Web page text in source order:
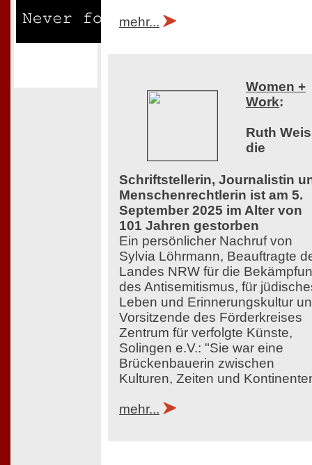
mehr...
Women +
Work:
Ruth
die
Schriftstellerin, Journalistin
Menschenrechtlerin ist am 5.
September 2025 im Alter von
101 Jahren gestorben
Ein persönlicher Nachruf von
Sylvia Löhrmann, Beauftragte
Landes NRW für die
des Antisemitismus, für
Leben und Erinnerungskultur
Vorsitzende des Förderkreises
Zentrum für verfolgte Künste,
Solingen e.V.: "Sie war eine
Brückenbauerin zwischen
Kulturen, Zeiten und
mehr...